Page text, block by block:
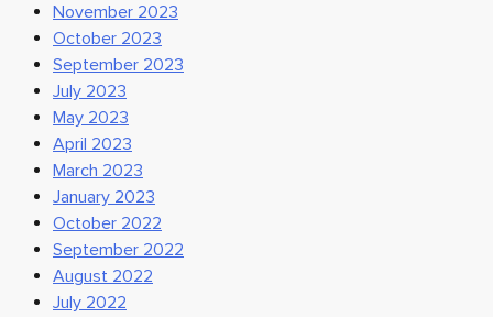
November 2023
October 2023
September 2023
July 2023
May 2023
April 2023
March 2023
January 2023
October 2022
September 2022
August 2022
July 2022